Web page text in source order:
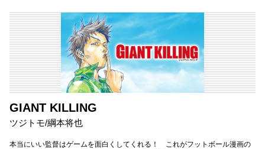
GIANT KILLING
ツジトモ/綱本将也
本当にいい監督はゲームを面白くしてくれる！ これがフットボール漫画の